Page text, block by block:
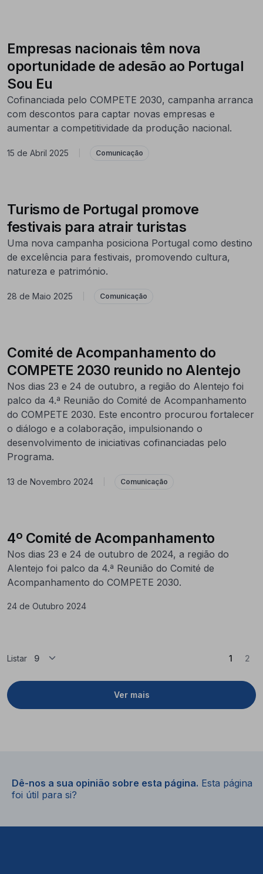
Empresas nacionais têm nova
oportunidade de adesão ao Portugal
Sou Eu
Cofinanciada pelo COMPETE 2030, campanha arranca
com descontos para captar novas empresas e
aumentar a competitividade da produção nacional.
15 de Abril 2025 Comunicação
Turismo de Portugal promove
festivais para atrair turistas
Uma nova campanha posiciona Portugal como destino
de excelência para festivais, promovendo cultura,
natureza e património.
28 de Maio 2025 Comunicação
Comité de Acompanhamento do
COMPETE 2030 reunido no Alentejo
Nos dias 23 e 24 de outubro, a região do Alentejo foi
palco da 4.ª Reunião do Comité de Acompanhamento
do COMPETE 2030. Este encontro procurou fortalecer
o diálogo e a colaboração, impulsionando o
desenvolvimento de iniciativas cofinanciadas pelo
Programa.
13 de Novembro 2024 Comunicação
4º Comité de Acompanhamento
Nos dias 23 e 24 de outubro de 2024, a região do
Alentejo foi palco da 4.ª Reunião do Comité de
Acompanhamento do COMPETE 2030.
24 de Outubro 2024
Listar
Ver mais
1(Atual)
2
Dê-nos a sua opinião sobre esta página. Esta página
foi útil para si?